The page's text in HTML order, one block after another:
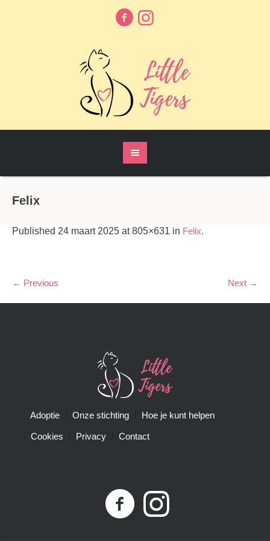
Felix
Published 24 maart 2025 at 805×631 in Felix.
← Previous Next →
Adoptie Onze stichting Hoe je kunt helpen
Cookies Privacy Contact